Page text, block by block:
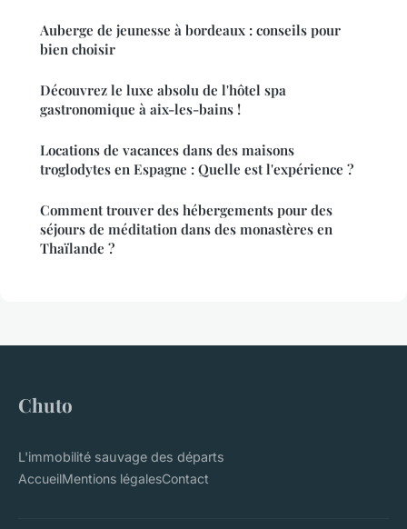
Auberge de jeunesse à bordeaux : conseils pour
bien choisir
Découvrez le luxe absolu de l'hôtel spa
gastronomique à aix-les-bains !
Locations de vacances dans des maisons
troglodytes en Espagne : Quelle est l'expérience ?
Comment trouver des hébergements pour des
séjours de méditation dans des monastères en
Thaïlande ?
Chuto
L'immobilité sauvage des départs
AccueilMentions légalesContact